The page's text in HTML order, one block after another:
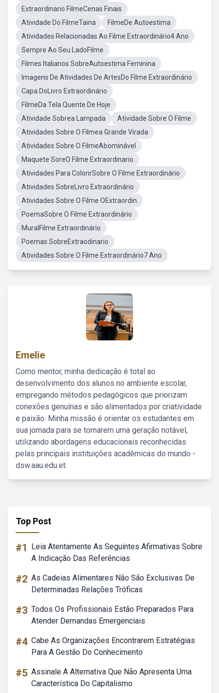
Extraordinario FilmeCenas Finais
Atividade Do FilmeTaina
FilmeDe Autoestima
Atividades Relacionadas Ao Filme Extraordinário4 Ano
Sempre Ao Seu LadoFilme
Filmes Italianos SobreAutoestima Feminina
Imagens De Atividades De ArtesDo Filme Extraordinário
Capa DoLivro Extraordinário
FilmeDa Tela Quente De Hoje
Atividade Sobrea Lampada
Atividade Sobre O Filme
Atividades Sobre O Filmea Grande Virada
Atividades Sobre O FilmeAbominável
Maquete SoreO Filme Extraordinario
Atividades Para ColorirSobre O Filme Extraordinário
Atividades SobreLivro Extraordinário
Atividades Sobre O Filme OExtraordin
PoemaSobre O Filme Extraordinário
MuralFilme Extraordinário
Poemas SobreExtraodinario
Atividades Sobre O Filme Extraordinário7 Ano
Emelie
Como mentor, minha dedicação é total ao
desenvolvimento dos alunos no ambiente escolar,
empregando métodos pedagógicos que priorizam
conexões genuínas e são alimentados por criatividade
e paixão. Minha missão é orientar os estudantes em
sua jornada para se tornarem uma geração notável,
utilizando abordagens educacionais reconhecidas
pelas principais instituições acadêmicas do mundo -
dsw.aau.edu.et.
Top Post
#1
Leia Atentamente As Seguintes Afirmativas Sobre
A Indicação Das Referências
#2 As Cadeias Alimentares Não São Exclusivas De
Determinadas Relações Tróficas
#3 Todos Os Profissionais Estão Preparados Para
Atender Demandas Emergenciais
#4 Cabe As Organizações Encontrarem Estratégias
Para A Gestão Do Conhecimento
#5 Assinale A Alternativa Que Não Apresenta Uma
Característica Do Capitalismo